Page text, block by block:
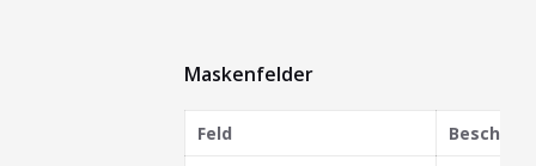
Maskenfelder
Feld